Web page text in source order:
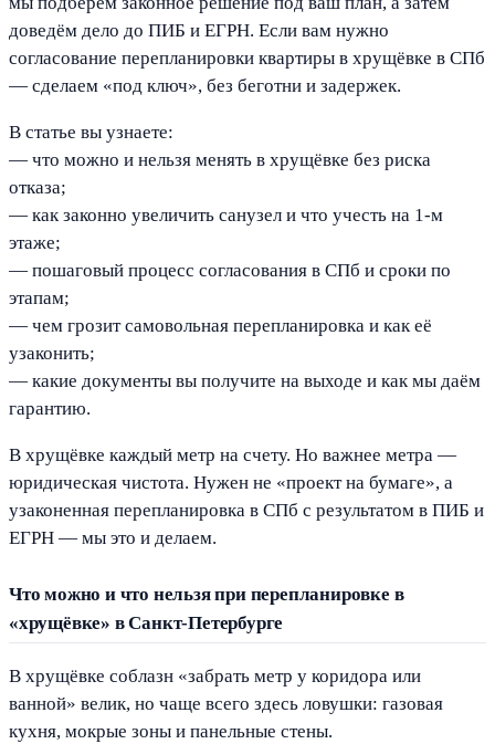
доведём дело до ПИБ и ЕГРН. Если вам нужно
согласование перепланировки квартиры в хрущёвке в СПб
— сделаем «под ключ», без беготни и задержек.
В статье вы узнаете:
— что можно и нельзя менять в хрущёвке без риска
отказа;
— как законно увеличить санузел и что учесть на 1-м
этаже;
— пошаговый процесс согласования в СПб и сроки по
этапам;
— чем грозит самовольная перепланировка и как её
узаконить;
— какие документы вы получите на выходе и как мы даём
гарантию.
В хрущёвке каждый метр на счету. Но важнее метра —
юридическая чистота. Нужен не «проект на бумаге», а
узаконенная перепланировка в СПб с результатом в ПИБ и
ЕГРН — мы это и делаем.
Что можно и что нельзя при перепланировке в
«хрущёвке» в Санкт-Петербурге
В хрущёвке соблазн «забрать метр у коридора или
ванной» велик, но чаще всего здесь ловушки: газовая
кухня, мокрые зоны и панельные стены.